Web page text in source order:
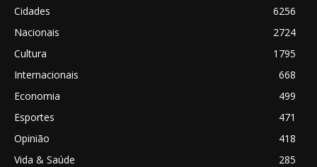
Cidades
6256
Nacionais
2724
Cultura
1795
Internacionais
668
Economia
499
Esportes
471
Opinião
418
Vida & Saúde
285